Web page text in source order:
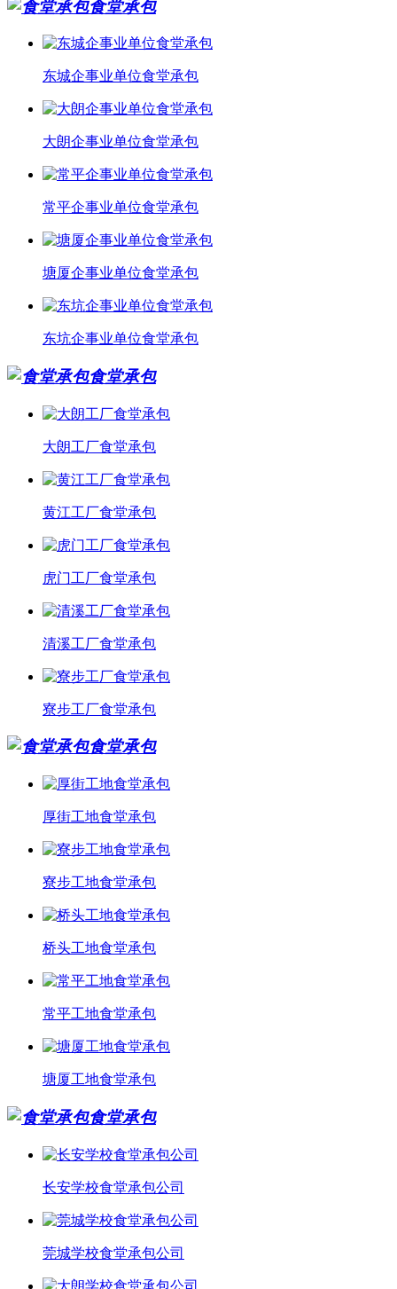
食堂承包
东城企事业单位食堂承包
大朗企事业单位食堂承包
常平企事业单位食堂承包
塘厦企事业单位食堂承包
东坑企事业单位食堂承包
食堂承包
大朗工厂食堂承包
黄江工厂食堂承包
虎门工厂食堂承包
清溪工厂食堂承包
寮步工厂食堂承包
食堂承包
厚街工地食堂承包
寮步工地食堂承包
桥头工地食堂承包
常平工地食堂承包
塘厦工地食堂承包
食堂承包
长安学校食堂承包公司
莞城学校食堂承包公司